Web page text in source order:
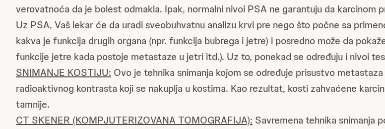
verovatnoća da je bolest odmakla. Ipak, normalni nivoi PSA ne garantuju da karcinom
Uz PSA, Vaš lekar će da uradi sveobuhvatnu analizu krvi pre nego što počne sa
kakva je funkcija drugih organa (npr. funkcija bubrega i jetre) i posredno može da
funkcije jetre kada postoje metastaze u jetri itd.). Uz to, ponekad se određuju i nivoi
SNIMANJE KOSTIJU: Ovo je tehnika snimanja kojom se određuje prisustvo
radioaktivnog kontrasta koji se nakuplja u kostima. Kao rezultat, kosti zahvaćene
tamnije.
CT SKENER (KOMPJUTERIZOVANA TOMOGRAFIJA): Savremena tehnika snimanja